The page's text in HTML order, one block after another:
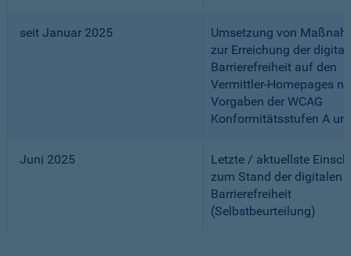
seit Januar 2025
Umsetzung von
zur Erreichung der
Barrierefreiheit auf den
Vermittler-Homepages
Vorgaben der WCAG
Konformitätsstufen A
Juni 2025
Letzte / aktuellste
zum Stand der digitalen
Barrierefreiheit
(Selbstbeurteilung)